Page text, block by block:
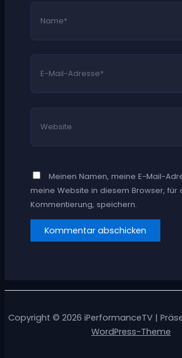
Name*
E-
Mail-
Website
Meinen Namen, meine E-Mail-
meine Website in diesem Browser, für
Kommentierung, speichern.
Copyright © 2026 iPerformanceTV |
WordPress-Theme